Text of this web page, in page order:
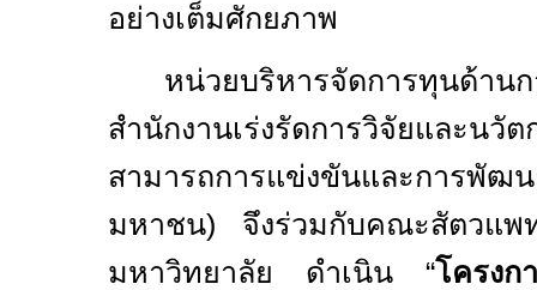
อย่างเต็มศักยภาพ
หน่วยบริหารจัดการทุนด้า
สำนักงานเร่งรัดการวิจัยและนวั
สามารถการแข่งขันและกา
มหาชน) จึงร่วมกับคณะสัตวแพ
มหาวิทยาลัย ดำเนิน “โครงก